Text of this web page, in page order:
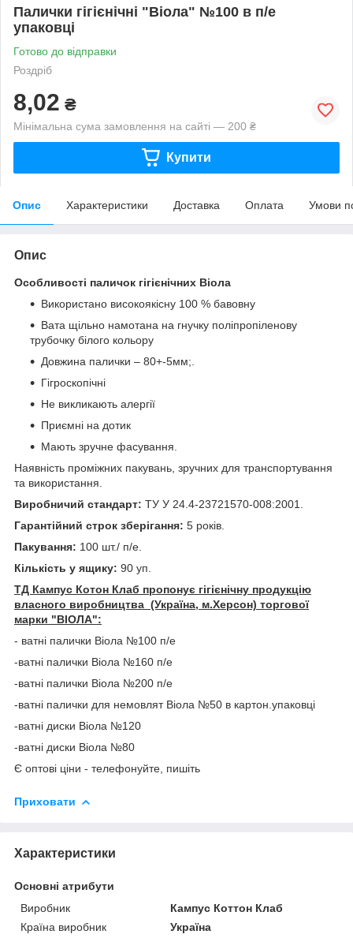
Палички гігієнічні "Віола" №100 в п/е
упаковці
Готово до відправки
Роздріб
8,02 ₴
Мінімальна сума замовлення на сайті — 200 ₴
Купити
Опис Характеристики Доставка Оплата Умови
Опис
Особливості паличок гігієнічних Віола
Використано високоякісну 100 % бавовну
Вата щільно намотана на гнучку поліпропіленову
трубочку білого кольору
Довжина палички – 80+-5мм;.
Гігроскопічні
Не викликають алергії
Приємні на дотик
Мають зручне фасування.
Наявність проміжних пакувань, зручних для транспортування
та використання.
Виробничий стандарт: ТУ У 24.4-23721570-008:2001.
Гарантійний строк зберігання: 5 років.
Пакування: 100 шт./ п/е.
Кількість у ящику: 90 уп.
ТД Кампус Котон Клаб пропонує гігієнічну продукцію
власного виробництва (Україна, м.Херсон) торгової
марки "ВІОЛА":
- ватні палички Віола №100 п/е
-ватні палички Віола №160 п/е
-ватні палички Віола №200 п/е
-ватні палички для немовлят Віола №50 в картон.упаковці
-ватні диски Віола №120
-ватні диски Віола №80
Є оптові ціни - телефонуйте, пишіть
Приховати
Характеристики
Основні атрибути
Виробник
Кампус Коттон Клаб
Країна виробник
Україна